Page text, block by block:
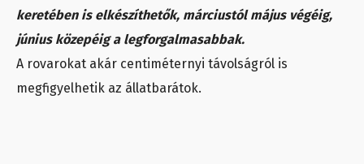
keretében is elkészíthetők, márciustól május végéig,
június közepéig a legforgalmasabbak.
A rovarokat akár centiméternyi távolságról is
megfigyelhetik az állatbarátok.